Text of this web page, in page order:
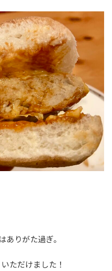
ありがた過ぎ。
ただけました！